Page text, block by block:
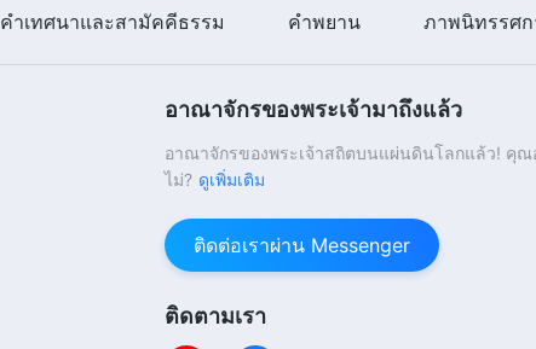
ก
คำเทศนาและสามัคคีธรรม คำพยาน ภาพนิทรรศก
อาณาจักรของพระเจ้ามาถึงแล้ว
อาณาจักรของพระเจ้าสถิตบนแผ่นดินโลกแล้ว! คุณ
ไม่? ดูเพิ่มเติม
ติดต่อเราผ่าน Messenger
ติดตามเรา